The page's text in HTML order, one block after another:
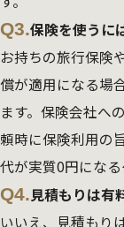
Q3.保険を使うに
お持ちの旅行保険
償が適用になる場
ます。保険会社へ
頼時に保険利用の
代が実質0円になる
Q4.見積もりは有
いいえ、見積もり